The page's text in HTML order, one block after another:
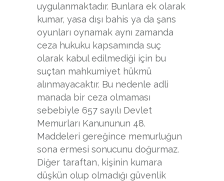
uygulanmaktadır. Bunlara ek olarak
kumar, yasa dışı bahis ya da şans
oyunları oynamak aynı zamanda
ceza hukuku kapsamında suç
olarak kabul edilmediği için bu
suçtan mahkumiyet hükmü
alınmayacaktır. Bu nedenle adli
manada bir ceza olmaması
sebebiyle 657 sayılı Devlet
Memurları Kanununun 48.
Maddeleri gereğince memurluğun
sona ermesi sonucunu doğurmaz.
Diğer taraftan, kişinin kumara
düşkün olup olmadığı güvenlik